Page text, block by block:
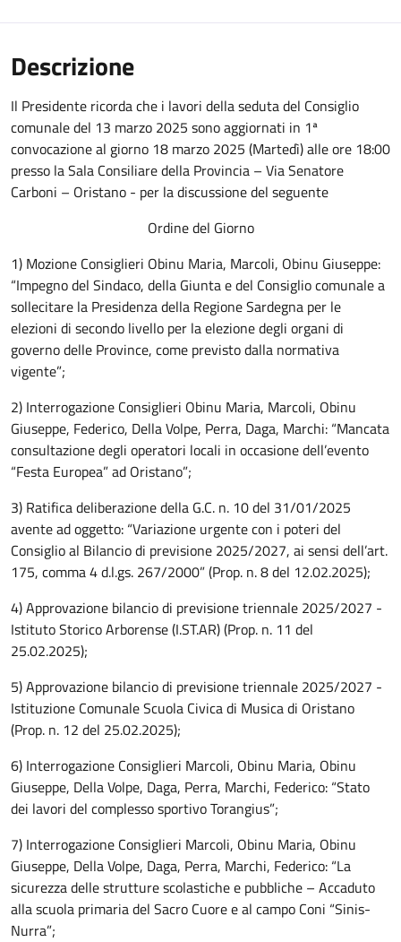
Descrizione
Il Presidente ricorda che i lavori della seduta del Consiglio
comunale del 13 marzo 2025 sono aggiornati in 1ª
convocazione al giorno 18 marzo 2025 (Martedì) alle ore 18:00
presso la Sala Consiliare della Provincia – Via Senatore
Carboni – Oristano - per la discussione del seguente
Ordine del Giorno
1) Mozione Consiglieri Obinu Maria, Marcoli, Obinu Giuseppe:
“Impegno del Sindaco, della Giunta e del Consiglio comunale a
sollecitare la Presidenza della Regione Sardegna per le
elezioni di secondo livello per la elezione degli organi di
governo delle Province, come previsto dalla normativa
vigente”;
2) Interrogazione Consiglieri Obinu Maria, Marcoli, Obinu
Giuseppe, Federico, Della Volpe, Perra, Daga, Marchi: “Mancata
consultazione degli operatori locali in occasione dell’evento
“Festa Europea” ad Oristano”;
3) Ratifica deliberazione della G.C. n. 10 del 31/01/2025
avente ad oggetto: “Variazione urgente con i poteri del
Consiglio al Bilancio di previsione 2025/2027, ai sensi dell’art.
175, comma 4 d.l.gs. 267/2000” (Prop. n. 8 del 12.02.2025);
4) Approvazione bilancio di previsione triennale 2025/2027 -
Istituto Storico Arborense (I.ST.AR) (Prop. n. 11 del
25.02.2025);
5) Approvazione bilancio di previsione triennale 2025/2027 -
Istituzione Comunale Scuola Civica di Musica di Oristano
(Prop. n. 12 del 25.02.2025);
6) Interrogazione Consiglieri Marcoli, Obinu Maria, Obinu
Giuseppe, Della Volpe, Daga, Perra, Marchi, Federico: “Stato
dei lavori del complesso sportivo Torangius”;
7) Interrogazione Consiglieri Marcoli, Obinu Maria, Obinu
Giuseppe, Della Volpe, Daga, Perra, Marchi, Federico: “La
sicurezza delle strutture scolastiche e pubbliche – Accaduto
alla scuola primaria del Sacro Cuore e al campo Coni “Sinis-
Nurra”;